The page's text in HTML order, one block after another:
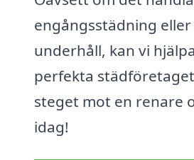
engångsstädning
underhåll, kan vi
perfekta
steget mot en renare
idag!